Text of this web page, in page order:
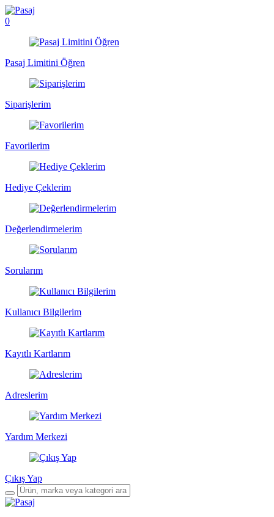
0
Pasaj Limitini Öğren
Siparişlerim
Favorilerim
Hediye Çeklerim
Değerlendirmelerim
Sorularım
Kullanıcı Bilgilerim
Kayıtlı Kartlarım
Adreslerim
Yardım Merkezi
Çıkış Yap